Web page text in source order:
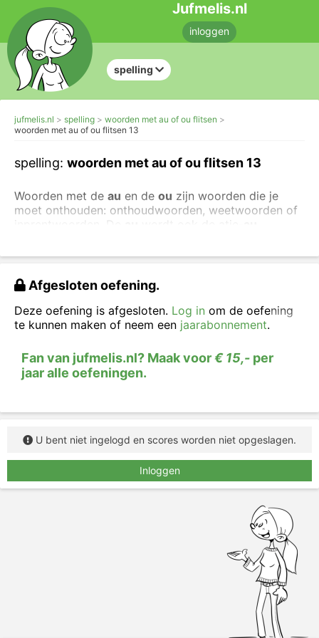
Jufmelis.nl
inloggen
spelling
jufmelis.nl spelling
woorden met au of ou flitsen
woorden met au of ou flitsen 13
spelling: woorden met au of ou flitsen 13
Woorden met de au en de ou zijn woorden die je
moet onthouden: onthoudwoorden, weetwoorden of
woorden met ou.
Of oefen allemaal woorden met au
in een verhaal: het au-verhaal.
Kijk goed naar het woord, zeg het woord hardop en
typ het woord in het vakje.
Afgesloten oefening.
Deze oefening is afgesloten. Log in om de oefening
te kunnen maken of neem een jaarabonnement.
Fan van jufmelis.nl? Maak voor€ 15,- per
jaar alle oefeningen.
U bent niet ingelogd en scores worden niet opgeslagen.
Inloggen